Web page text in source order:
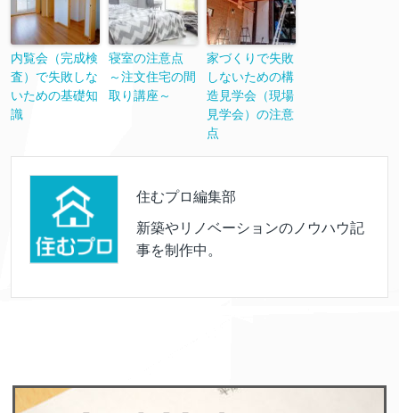
内覧会（完成検
査）で失敗しな
いための基礎知
識
寝室の注意点
～注文住宅の間
取り講座～
家づくりで失敗
しないための構
造見学会（現場
見学会）の注意
点
住むプロ編集部
新築やリノベーションのノウハウ記
事を制作中。